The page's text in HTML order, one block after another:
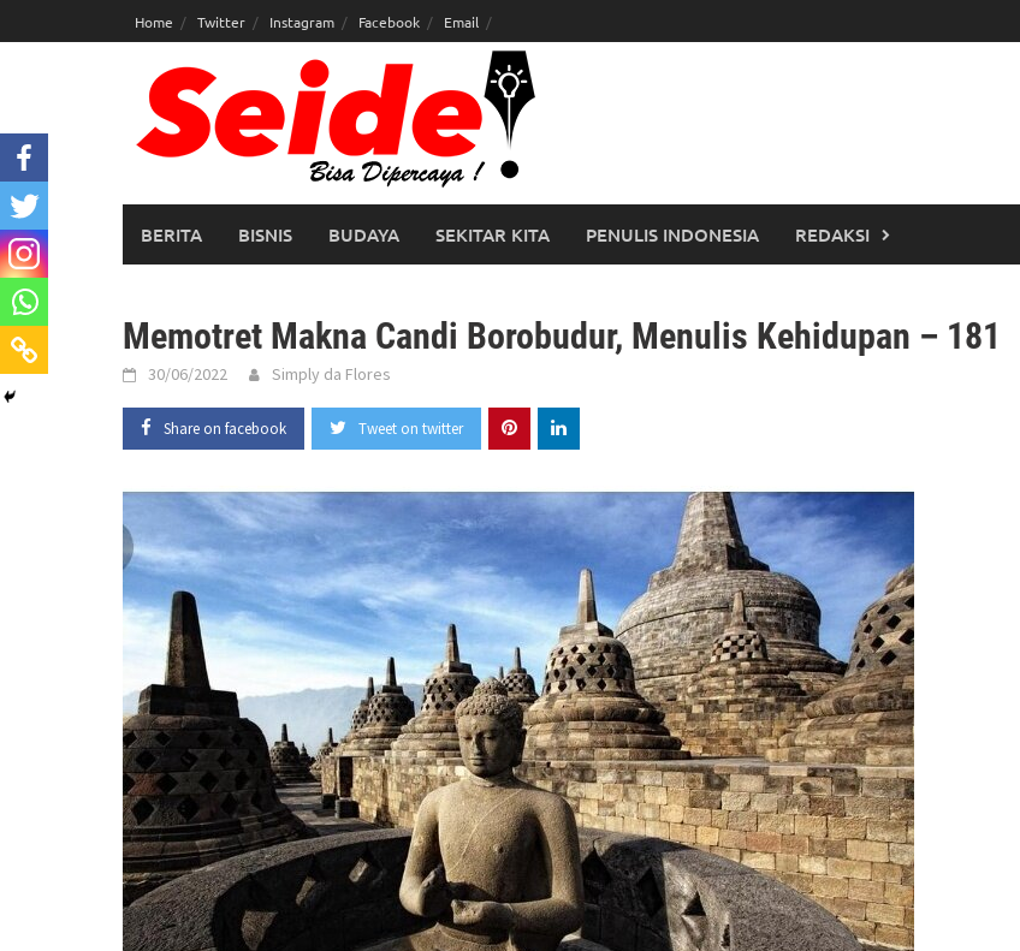
to
Home Twitter Instagram Facebook Email
BERITA BISNIS BUDAYA SEKITAR KITA PENULIS INDONESIA REDAKSI
Memotret Makna Candi Borobudur, Menulis Kehidupan – 181
30/06/2022 Simply da Flores
Share on facebook Tweet on twitter